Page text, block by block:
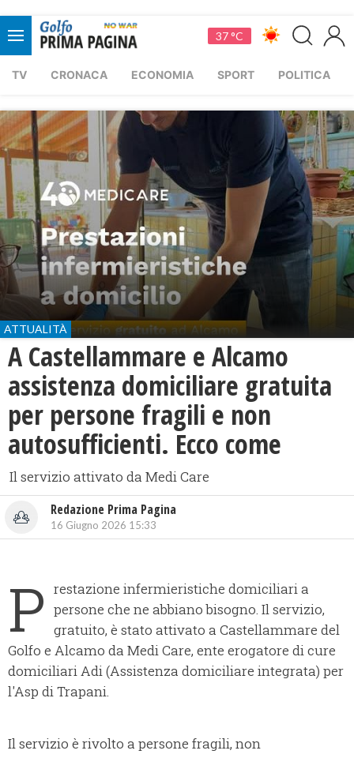
37 °C
TV CRONACA ECONOMIA SPORT POLITICA
ATTUALITÀ
A Castellammare e Alcamo
assistenza domiciliare gratuita
per persone fragili e non
autosufficienti. Ecco come
Il servizio attivato da Medi Care
Redazione Prima Pagina
16 Giugno 2026 15:33
P restazione infermieristiche domiciliari a
persone che ne abbiano bisogno. Il servizio,
gratuito, è stato attivato a Castellammare del
Golfo e Alcamo da Medi Care, ente erogatore di cure
domiciliari Adi (Assistenza domiciliare integrata) per
l'Asp di Trapani.
Il servizio è rivolto a persone fragili, non